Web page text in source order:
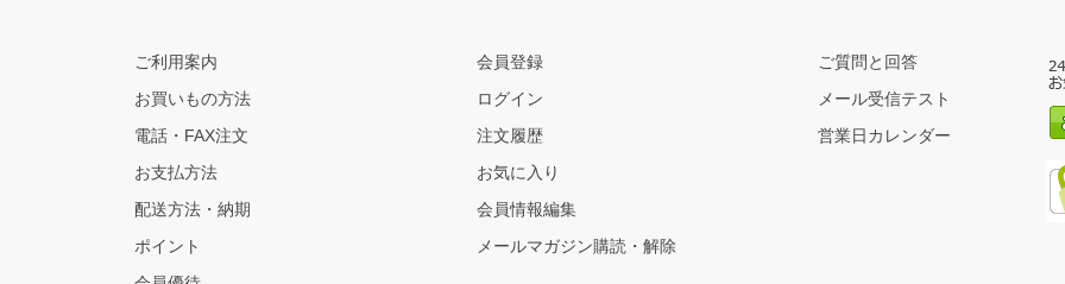
ご利用案内
お買いもの方法
電話・FAX注文
お支払方法
配送方法・納期
ポイント
会員登録
ログイン
注文履歴
お気に入り
会員情報編集
メールマガジン購読・解除
ご質問と回答
メール受信テスト
営業日カレンダー